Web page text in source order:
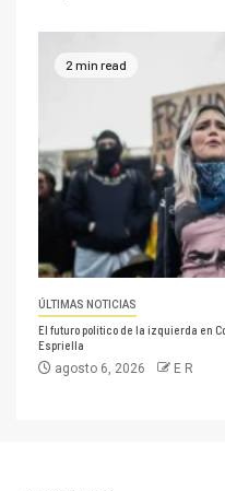
2 min read
ÚLTIMAS NOTICIAS
El futuro político de la izquierda en
Espriella
agosto 6, 2026 E R